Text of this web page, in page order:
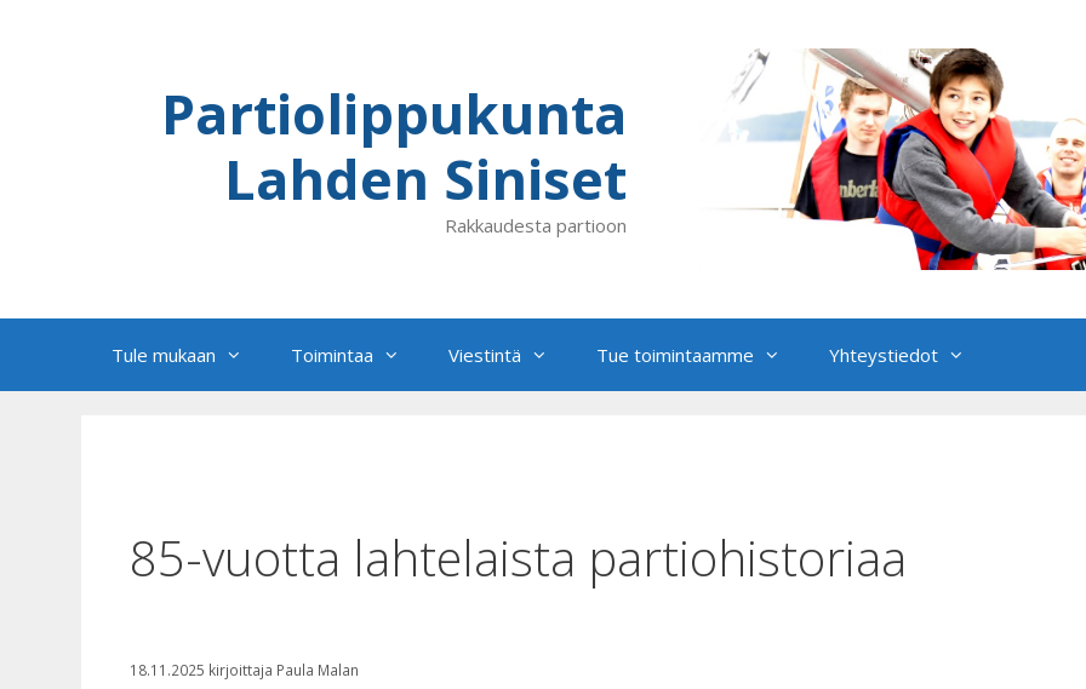
Partiolippukunta
Lahden Siniset
Rakkaudesta partioon
Tule mukaan Toimintaa Viestintä Tue toimintaamme Yhteystiedot
85-vuotta lahtelaista partiohistoriaa
18.11.2025 kirjoittaja Paula Malan